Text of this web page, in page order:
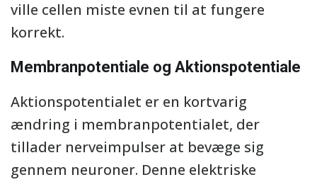
ville cellen miste evnen til at fungere
korrekt.
Membranpotentiale og Aktionspotentiale
Aktionspotentialet er en kortvarig
ændring i membranpotentialet, der
tillader nerveimpulser at bevæge sig
gennem neuroner. Denne elektriske